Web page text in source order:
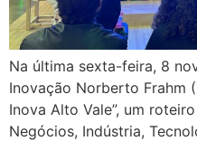
Na última sexta-feira, 8
Inovação Norberto Frahm
Inova Alto Vale”, um
Negócios, Indústria,